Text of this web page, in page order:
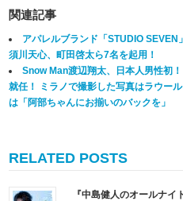
関連記事
アパレルブランド「STUDIO
須川天心、町田啓太ら7名を起用！
Snow Man渡辺翔太、日本人男性初
就任！ ミラノで撮影した写真はラウー
は「阿部ちゃんにお揃いのバックを」
RELATED POSTS
『中島健人のオールナイ